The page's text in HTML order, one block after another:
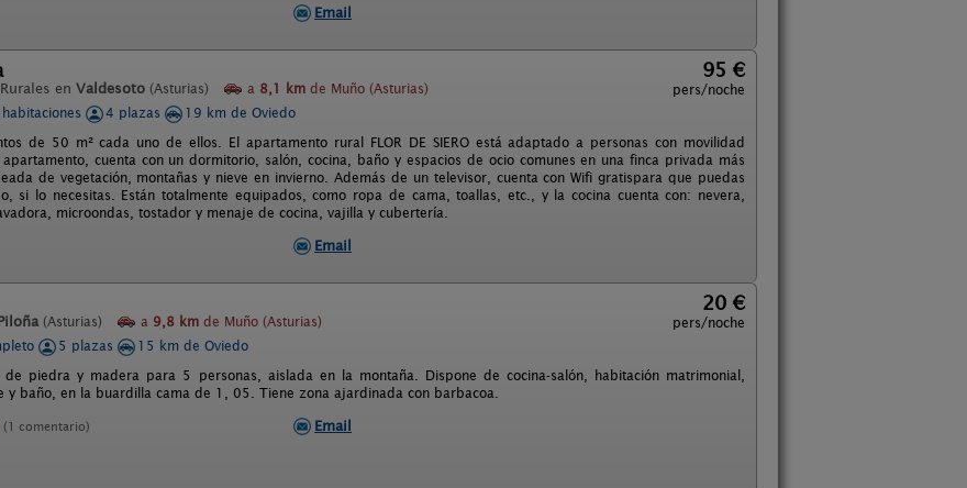
Email
en Valdesoto (Asturias) a 8,1 km de Muño (Asturias)
95 €
pers/noche
4 plazas
19 km de Oviedo
de 50 m² cada uno de ellos. El apartamento rural FLOR DE SIERO está adaptado a personas con movilidad
cuenta con un dormitorio, salón, cocina, baño y espacios de ocio comunes en una finca privada más
de vegetación, montañas y nieve en invierno. Además de un televisor, cuenta con Wifi gratispara que puedas
si lo necesitas. Están totalmente equipados, como ropa de cama, toallas, etc., y la cocina cuenta con: nevera,
microondas, tostador y menaje de cocina, vajilla y cubertería.
Email
(Asturias) a 9,8 km de Muño (Asturias)
20 €
pers/noche
5 plazas
15 km de Oviedo
piedra y madera para 5 personas, aislada en la montaña. Dispone de cocina-salón, habitación matrimonial,
y baño, en la buardilla cama de 1, 05. Tiene zona ajardinada con barbacoa.
(1 comentario) Email